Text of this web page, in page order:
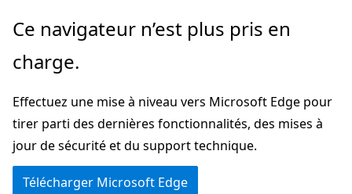
Passer
directement
au
principal
Ce navigateur n’est plus pris en
charge.
Effectuez une mise à niveau vers Microsoft Edge pour
tirer parti des dernières fonctionnalités, des mises à
jour de sécurité et du support technique.
Télécharger Microsoft Edge